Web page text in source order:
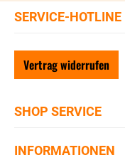
SERVICE-HOTLINE
Vertrag widerrufen
SHOP SERVICE
INFORMATIONEN